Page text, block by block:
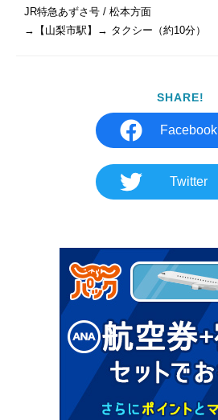
JR特急あずさ号 / 松本方面
→【山梨市駅】→ タクシー（約10分）
SHARE!
Facebook
Twitter